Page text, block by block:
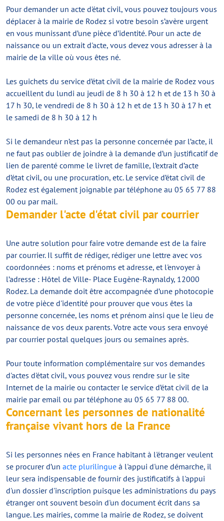
Pour demander un acte d'état civil, vous pouvez toujours vous
déplacer à la mairie de Rodez si votre besoin s’avère urgent
en vous munissant d’une pièce d’identité. Pour un acte de
naissance ou un extrait d'acte, vous devez vous adresser à la
mairie de la ville où vous êtes né.
Les guichets du service d’état civil de la mairie de Rodez vous
accueillent du lundi au jeudi de 8 h 30 à 12 h et de 13 h 30 à
17 h 30, le vendredi de 8 h 30 à 12 h et de 13 h 30 à 17 h et
le samedi de 8 h 30 à 12 h
Si le demandeur n’est pas la personne concernée par l’acte, il
ne faut pas oublier de joindre à la demande d’un justificatif de
lien de parenté comme le livret de famille, l’extrait d’acte
d’état civil, ou une procuration, etc. Le service d’état civil de
Rodez est également joignable par téléphone au 05 65 77 88
00 ou par mail.
Demander l'acte d'état civil par courrier
Une autre solution pour faire votre demande est de la faire
par courrier. Il suffit de rédiger, rédiger une lettre avec vos
coordonnées : noms et prénoms et adresse, et l'envoyer à
l’adresse : Hôtel de Ville- Place Eugène-Raynaldy, 12000
Rodez. La demande doit être accompagnée d’une photocopie
de votre pièce d'identité pour prouver que vous êtes la
personne concernée, les noms et prénom ainsi que le lieu de
naissance de vos deux parents. Votre acte vous sera envoyé
par courrier postal quelques jours ou semaines après.
Pour toute information complémentaire sur vos demandes
d'actes d'état civil, vous pouvez vous rendre sur le site
Internet de la mairie ou contacter le service d’état civil de la
mairie par email ou par téléphone au 05 65 77 88 00.
Concernant les personnes de nationalité
française vivant hors de la France
Si les personnes nées en France habitant à l'étranger veulent
se procurer d’un acte plurilingue à l'appui d'une démarche, il
leur sera indispensable de fournir des justificatifs à l'appui
d'un dossier d'inscription puisque les administrations du pays
étranger ont souvent besoin d'un document écrit dans sa
langue. Les mairies, comme la mairie de Rodez, se doivent